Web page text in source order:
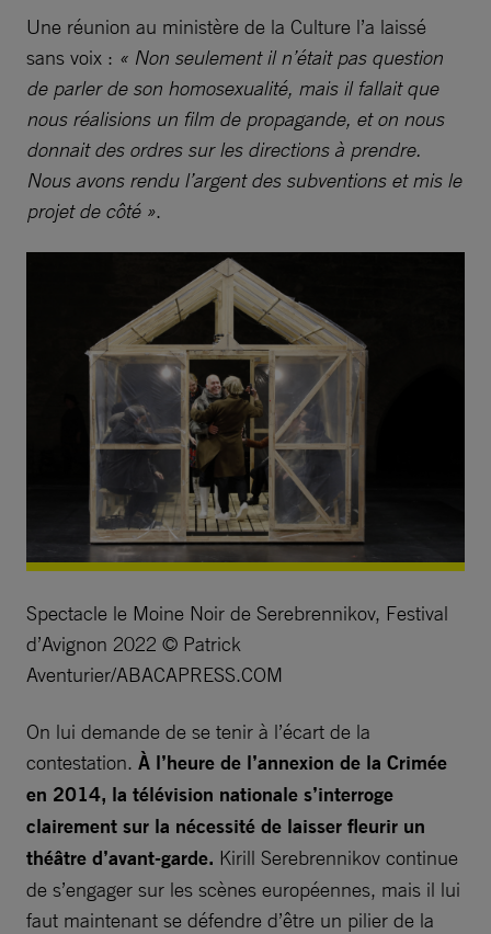
Une réunion au ministère de la Culture l’a laissé
sans voix : « Non seulement il n’était pas question
de parler de son homosexualité, mais il fallait que
nous réalisions un film de propagande, et on nous
donnait des ordres sur les directions à prendre.
Nous avons rendu l’argent des subventions et mis le
projet de côté ».
Spectacle le Moine Noir de Serebrennikov, Festival
d’Avignon 2022 © Patrick
Aventurier/ABACAPRESS.COM
On lui demande de se tenir à l’écart de la
contestation. À l’heure de l’annexion de la Crimée
en 2014, la télévision nationale s’interroge
clairement sur la nécessité de laisser fleurir un
théâtre d’avant-garde. Kirill Serebrennikov continue
de s’engager sur les scènes européennes, mais il lui
faut maintenant se défendre d’être un pilier de la